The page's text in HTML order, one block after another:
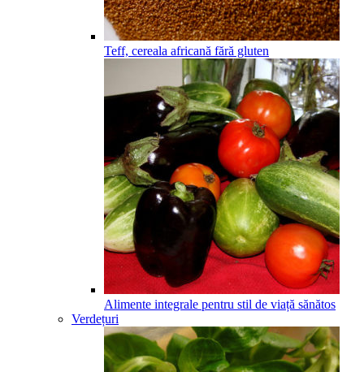
Teff, cereala africană fără gluten
Alimente integrale pentru stil de viață sănătos
Verdețuri